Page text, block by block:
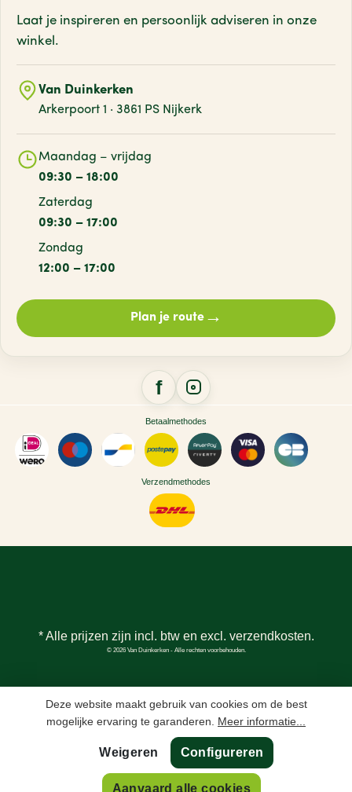
In winkelmand
Laat je inspireren en persoonlijk adviseren in onze
winkel.
Van Duinkerken
Arkerpoort 1 · 3861 PS Nijkerk
Maandag – vrijdag
09:30 – 18:00
Zaterdag
09:30 – 17:00
Zondag
12:00 – 17:00
Plan je route→
Betaalmethodes
Verzendmethodes
* Alle prijzen zijn incl. btw en excl. verzendkosten.
© 2026 Van Duinkerken - Alle rechten voorbehouden.
Deze website maakt gebruik van cookies om de best
mogelijke ervaring te garanderen. Meer informatie...
Weigeren Configureren
Aanvaard alle cookies